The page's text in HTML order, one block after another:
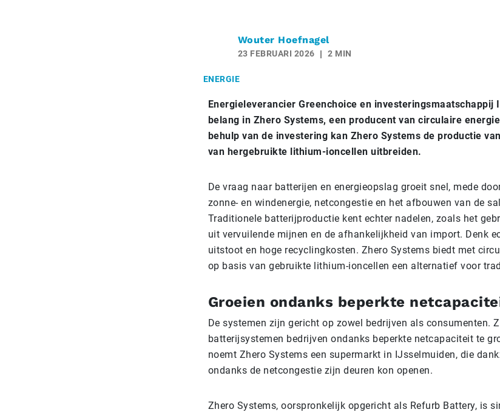
Wouter Hoefnagel
23 FEBRUARI 2026 2 MIN
ENERGIE
Energieleverancier Greenchoice en investeringsmaatschappij
belang in Zhero Systems, een producent van circulaire
behulp van de investering kan Zhero Systems de productie
van hergebruikte lithium-ioncellen uitbreiden.
De vraag naar batterijen en energieopslag groeit snel, mede
zonne- en windenergie, netcongestie en het afbouwen van de
Traditionele batterijproductie kent echter nadelen, zoals het
uit vervuilende mijnen en de afhankelijkheid van import. Denk
uitstoot en hoge recyclingkosten. Zhero Systems biedt met
op basis van gebruikte lithium-ioncellen een alternatief voor
Groeien ondanks beperkte
De systemen zijn gericht op zowel bedrijven als consumenten.
batterijsystemen bedrijven ondanks beperkte netcapaciteit te
noemt Zhero Systems een supermarkt in IJsselmuiden, die
ondanks de netcongestie zijn deuren kon openen.
Zhero Systems, oorspronkelijk opgericht als Refurb Battery, is